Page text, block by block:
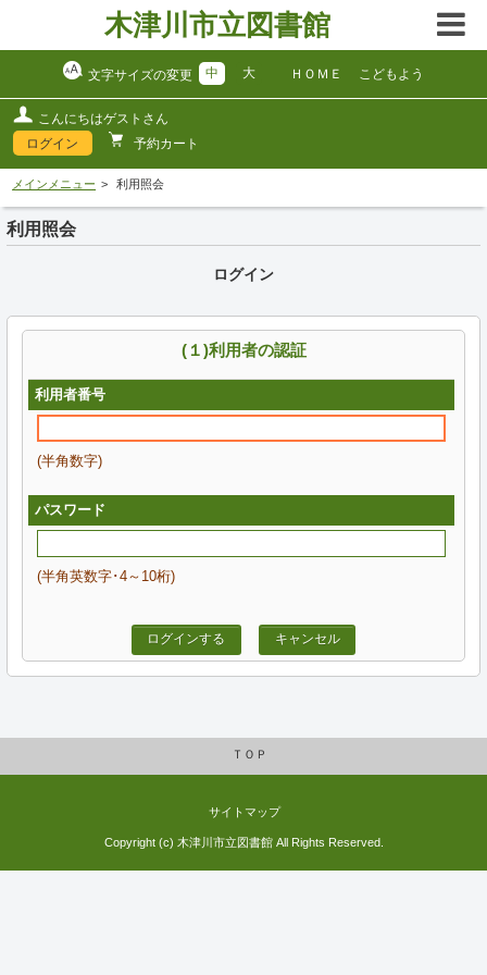
木津川市立図書館
文字サイズの変更 中 大 ＨＯＭＥ こどもよう
こんにちはゲストさん
ログイン
予約カート
メインメニュー 利用照会
利用照会
ログイン
(１)利用者の認証
利用者番号
(半角数字)
パスワード
(半角英数字･4～10桁)
ログインする キャンセル
ＴＯＰ
サイトマップ
Copyright (c) 木津川市立図書館 All Rights Reserved.